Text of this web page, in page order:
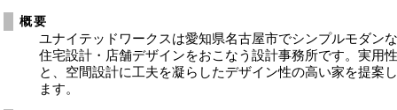
概要
ユナイテッドワークスは愛知県名古屋市でシンプルモダン
住宅設計・店舗デザインをおこなう設計事務所です。実用
と、空間設計に工夫を凝らしたデザイン性の高い家を提案
ます。